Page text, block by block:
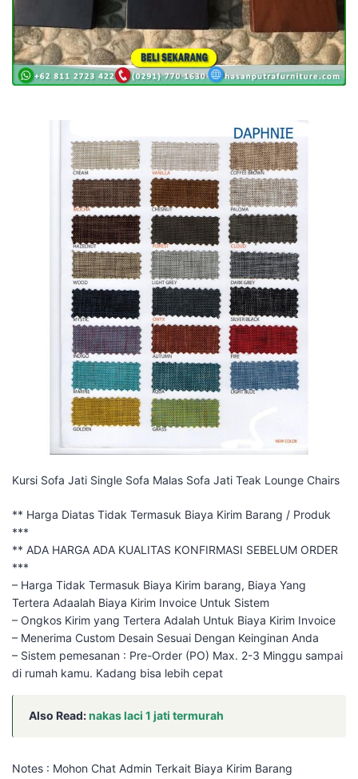
Kursi Sofa Jati Single Sofa Malas Sofa Jati Teak Lounge Chairs
** Harga Diatas Tidak Termasuk Biaya Kirim Barang / Produk
***
** ADA HARGA ADA KUALITAS KONFIRMASI SEBELUM ORDER
***
– Harga Tidak Termasuk Biaya Kirim barang, Biaya Yang
Tertera Adaalah Biaya Kirim Invoice Untuk Sistem
– Ongkos Kirim yang Tertera Adalah Untuk Biaya Kirim Invoice
– Menerima Custom Desain Sesuai Dengan Keinginan Anda
– Sistem pemesanan : Pre-Order (PO) Max. 2-3 Minggu sampai
di rumah kamu. Kadang bisa lebih cepat
Also Read:nakas laci 1 jati termurah
Notes : Mohon Chat Admin Terkait Biaya Kirim Barang